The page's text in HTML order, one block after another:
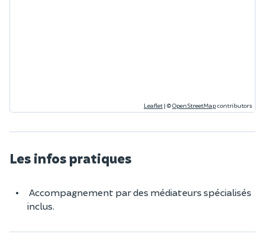
Leaflet | ©OpenStreetMapcontributors
Les infos pratiques
Accompagnement par des médiateurs spécialisés
inclus.